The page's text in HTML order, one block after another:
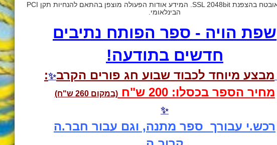
דף זה מאובטח בהצפנת SSL 2048bit. המידע אודות הפעולה מוצפן בהתאם להנחיות תקן PCI
הבינלאומי.
שפת הויה - ספר הפותח נתיבים
חדשים בתודעה!
מבצע מיוחד לכבוד שבוע חג פורים הקרב✨
:
מחיר הספר בכסלו: 200 ש"ח
(במקום 260 ש"ח)
✨
רכש.י עבורך ספר מתנה, וגם עבור חבר.ה